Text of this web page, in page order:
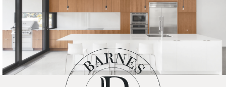
(514) 572-1213
ÊTRE CONTACTÉ(E)